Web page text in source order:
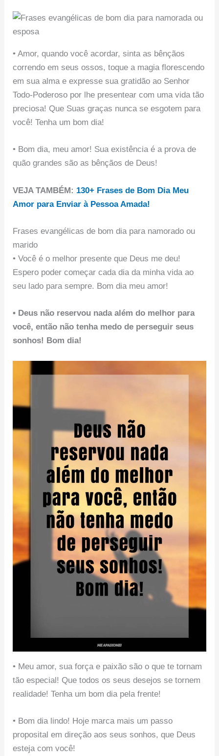
• Amor, quando você acordar, sinta as bênçãos
correndo em seus ossos, toque a magia florescendo
em sua alma e expresse sua gratidão ao Senhor
Todo-Poderoso por lhe presentear com uma vida tão
preciosa! Que Suas graças nunca se esgotem para
você! Tenha um bom dia!
• Bom dia, meu amor! Sua existência é a prova de
quão grandes são as bênçãos de Deus!
VEJA TAMBÉM: 130+ Frases de Bom Dia Meu
Amor para Enviar à Pessoa Amada!
Frases evangélicas de bom dia para namorado ou
marido
• Você é o melhor presente que Deus me deu!
Espero poder começar cada dia da minha vida ao
seu lado para sempre. Bom dia meu amor!
• Deus não reservou nada além do melhor para
você, então não tenha medo de perseguir seus
sonhos! Bom dia!
• Meu amor, sua força e paixão são o que te tornam
tão especial! Que todos os seus desejos se tornem
realidade! Tenha um bom dia pela frente!
• Bom dia lindo! Hoje marca mais um passo
proposital em direção aos seus sonhos, que Deus
esteja com você!